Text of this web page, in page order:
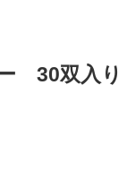
30双入り